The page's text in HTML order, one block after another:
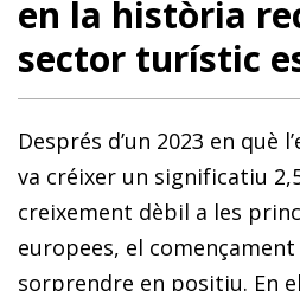
en la història
sector turístic
Després d’un 2023 en què
va créixer un significatiu
creixement dèbil a les
europees, el
sorprendre en positiu. En